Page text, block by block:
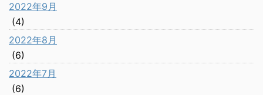
2022年9月
(4)
2022年8月
(6)
2022年7月
(6)